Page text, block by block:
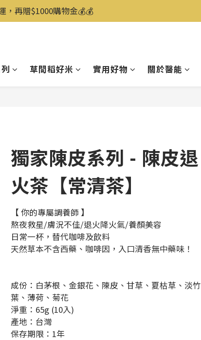
，再贈$1000購物金💰️💰️
草間稻好米 實用好物 關於醫能
獨家陳皮系列 - 陳皮退
火茶【常清茶】
【 你的專屬調養師 】
熬夜救星/膚況不佳/退火降火氣/養顏美容
日常一杯，替代咖啡及飲料
天然草本不含西藥、咖啡因，入口清香無中藥味！
成份：白茅根、金銀花、陳皮、甘草、夏枯草、淡竹
葉、薄荷、菊花
淨重：65g (10入)
產地：台灣
保存期限：1年